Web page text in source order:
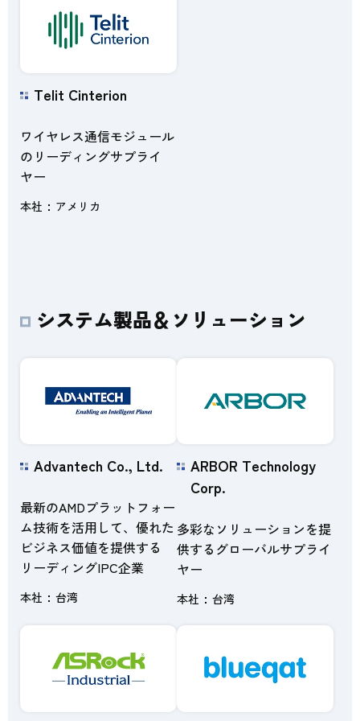
Telit Cinterion
本社 アメリカ
ワイヤレス通信モジュール
のリーディングサプライ
ヤー
システム製品＆ソリューション
Advantech Co., Ltd.
本社 台湾
最新のAMDプラットフォー
ム技術を活用して、優れた
ビジネス価値を提供する
リーディングIPC企業
ARBOR Technology
Corp.
本社 台湾
多彩なソリューションを提
供するグローバルサプライ
ヤー